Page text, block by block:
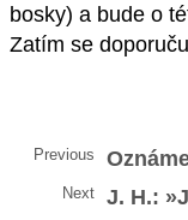
bosky) a bude o
Zatím se
Previous
Next J. H.: